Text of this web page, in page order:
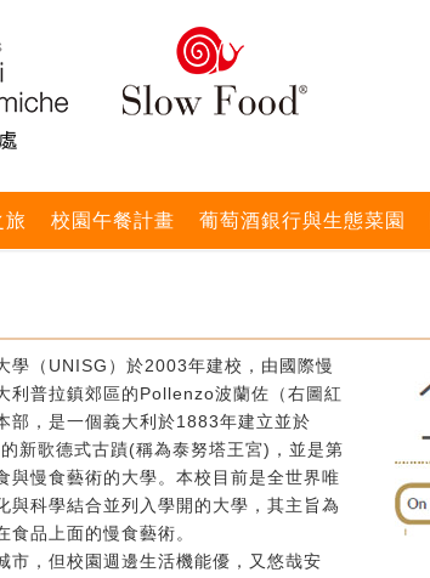
旅 校園午餐計畫 葡萄酒銀行與生態菜園
學（UNISG）於2003年建校，由國際慢
利普拉鎮郊區的Pollenzo波蘭佐（右圖紅
部，是一個義大利於1883年建立並於
新歌德式古蹟(稱為泰努塔王宮)，並是第
與慢食藝術的大學。本校目前是全世界唯
與科學結合並列入學開的大學，其主旨為
食品上面的慢食藝術。
市，但校園週邊生活機能優，又悠哉安